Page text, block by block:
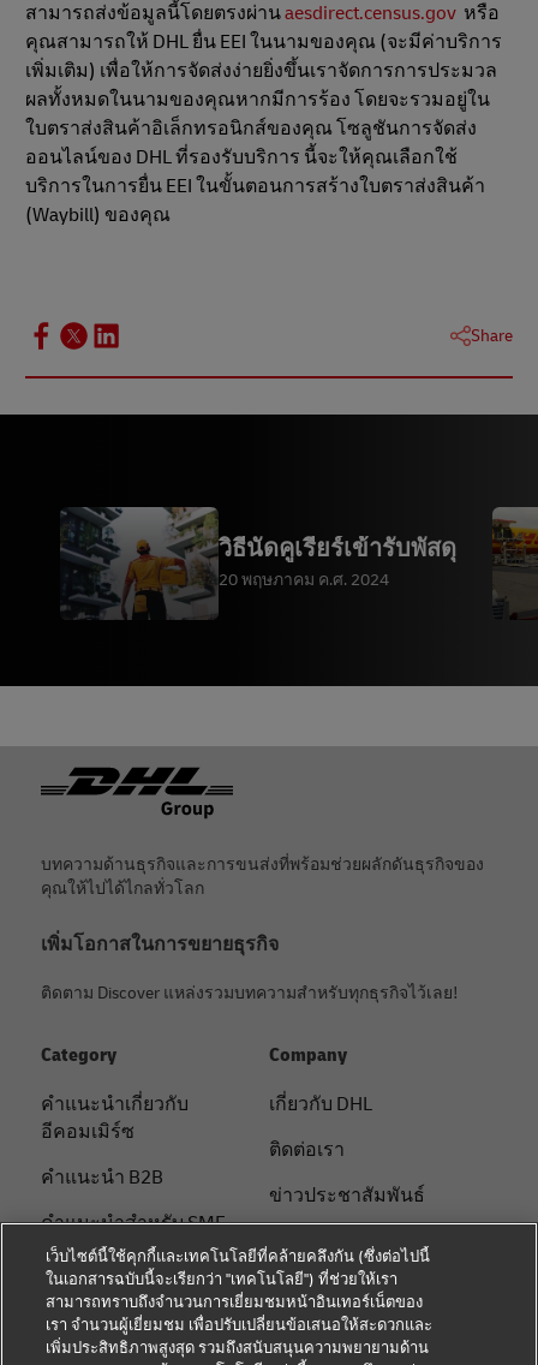
สามารถส่งข้อมูลนี้โดยตรงผ่านaesdirect.census.gov หรือ
คุณสามารถให้ DHL ยื่น EEI ในนามของคุณ (จะมีค่าบริการ
เพิ่มเติม) เพื่อให้การจัดส่งง่ายยิ่งขึ้นเราจัดการการประมวล
ผลทั้งหมดในนามของคุณหากมีการร้อง โดยจะรวมอยู่ใน
ใบตราส่งสินค้าอิเล็กทรอนิกส์ของคุณ โซลูชันการจัดส่ง
ออนไลน์ของ DHL ที่รองรับบริการ นี้จะให้คุณเลือกใช้
บริการในการยื่น EEI ในขั้นตอนการสร้างใบตราส่งสินค้า
(Waybill) ของคุณ
Share
วิธีนัดคูเรียร์เข้ารับพัสดุ
20 พฤษภาคม ค.ศ. 2024
ท้ายกระดาษ
บทความด้านธุรกิจและการขนส่งที่พร้อมช่วยผลักดันธุรกิจของ
คุณให้ไปได้ไกลทั่วโลก
เพิ่มโอกาสในการขยายธุรกิจ
ติดตาม Discover แหล่งรวมบทความสำหรับทุกธุรกิจไว้เลย!
Category
คําแนะนําเกี่ยวกับ
อีคอมเมิร์ซ
คําแนะนํา B2B
คําแนะนําสําหรับ SME
คําแนะนําด้านโลจิสติกส์
เกี่ยวกับ DHL
Company
เกี่ยวกับ DHL
ติดต่อเรา
ข่าวประชาสัมพันธ์
แจ้งเตือนด้านกฎหมาย
ข้อตกลงในการใช้งาน
เว็บไซต์นี้ใช้คุกกี้และเทคโนโลยีที่คล้ายคลึงกัน (ซึ่งต่อไปนี้
ในเอกสารฉบับนี้จะเรียกว่า "เทคโนโลยี") ที่ช่วยให้เรา
สามารถทราบถึงจำนวนการเยี่ยมชมหน้าอินเทอร์เน็ตของ
เรา จำนวนผู้เยี่ยมชม เพื่อปรับเปลี่ยนข้อเสนอให้สะดวกและ
เพิ่มประสิทธิภาพสูงสุด รวมถึงสนับสนุนความพยายามด้าน